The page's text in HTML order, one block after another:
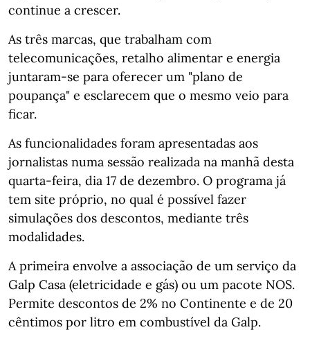
continue a crescer.
As três marcas, que trabalham com
telecomunicações, retalho alimentar e energia
juntaram-se para oferecer um "plano de
poupança" e esclarecem que o mesmo veio para
ficar.
As funcionalidades foram apresentadas aos
jornalistas numa sessão realizada na manhã desta
quarta-feira, dia 17 de dezembro. O programa já
tem site próprio, no qual é possível fazer
simulações dos descontos, mediante três
modalidades.
A primeira envolve a associação de um serviço da
Galp Casa (eletricidade e gás) ou um pacote NOS.
Permite descontos de 2% no Continente e de 20
cêntimos por litro em combustível da Galp.